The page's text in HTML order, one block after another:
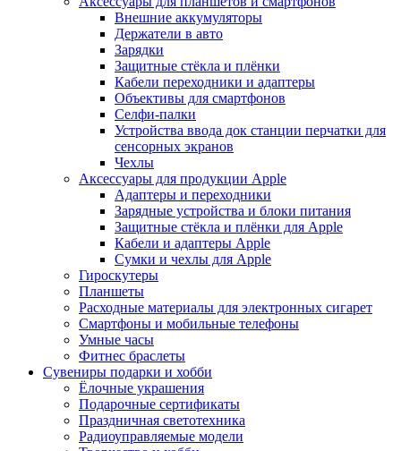
Внешние аккумуляторы
Держатели в авто
Зарядки
Защитные стёкла и плёнки
Кабели переходники и адаптеры
Объективы для смартфонов
Селфи-палки
Устройства ввода док станции перчатки для
сенсорных экранов
Чехлы
Аксессуары для продукции Apple
Адаптеры и переходники
Зарядные устройства и блоки питания
Защитные стёкла и плёнки для Apple
Кабели и адаптеры Apple
Сумки и чехлы для Apple
Гироскутеры
Планшеты
Расходные материалы для электронных сигарет
Смартфоны и мобильные телефоны
Умные часы
Фитнес браслеты
Сувениры подарки и хобби
Ёлочные украшения
Подарочные сертификаты
Праздничная светотехника
Радиоуправляемые модели